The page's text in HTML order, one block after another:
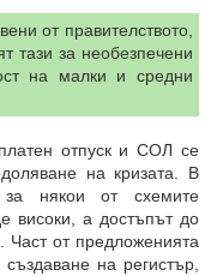
от правителството,
тази за необезпечени
на малки и средни
отпуск и СОЛ се
на кризата. В
за някои от схемите
високи, а достъпът до
Част от предложенията
на регистър,